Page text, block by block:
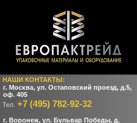
НАШИ КОНТАКТЫ:
г. Москва, ул. Остаповский проезд, д.5,
оф. 405
Тел. +7 (495) 782-92-32
г. Воронеж, ул. Бульвар Победы, д.